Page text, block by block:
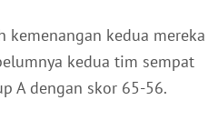
kemenangan kedua mereka
kedua tim sempat
A dengan skor 65-56.